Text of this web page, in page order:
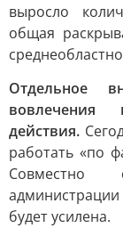
выросло
общая
Отдельное
вовлечения
действия.
работать «по
Совместно
будет усилена.